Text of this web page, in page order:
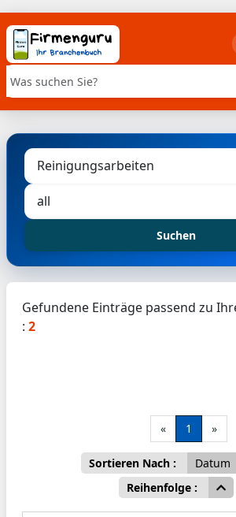
Stichwortsuche
Suchen
Gefundene Einträge passend zu
: 2
« 1 »
Sortieren Nach :
Datum
Reihenfolge :